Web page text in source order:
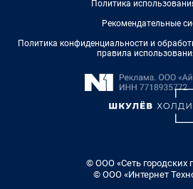
Политика
Рекомендательные
Политика конфиденциальности и
правила
© ООО «Сеть городских
© ООО «Интернет